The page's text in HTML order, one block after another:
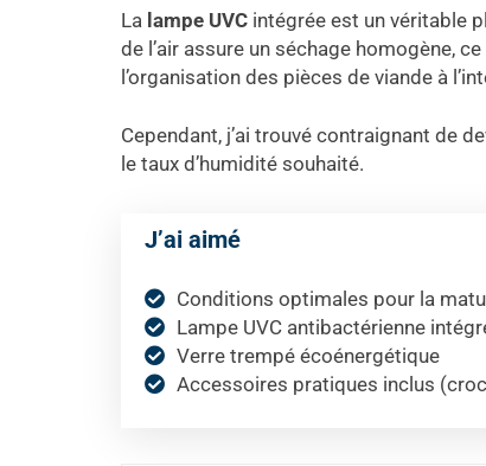
La lampe UVC intégrée est un véritable
de l’air assure un séchage homogène,
l’organisation des pièces de viande à
Cependant, j’ai trouvé contraignant de
le taux d’humidité souhaité.
J’ai aimé
Conditions optimales pour la
Lampe UVC antibactérienne
Verre trempé écoénergétique
Accessoires pratiques inclus